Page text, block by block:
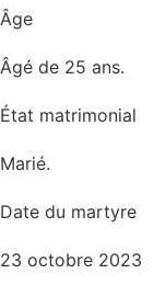
Âge
Âgé de 25 ans.
État matrimonial
Marié.
Date du martyre
23 octobre 2023